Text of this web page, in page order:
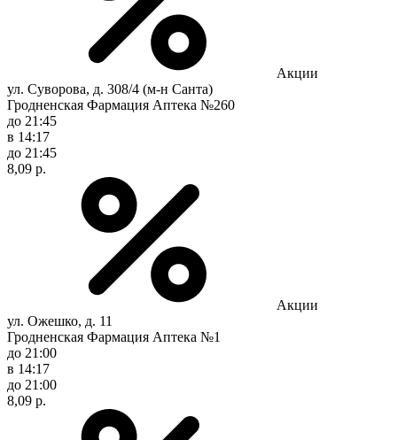
Акции
ул. Суворова, д. 308/4 (м-н Санта)
Гродненская Фармация Аптека №260
до 21:45
в 14:17
до 21:45
8,09 р.
Акции
ул. Ожешко, д. 11
Гродненская Фармация Аптека №1
до 21:00
в 14:17
до 21:00
8,09 р.